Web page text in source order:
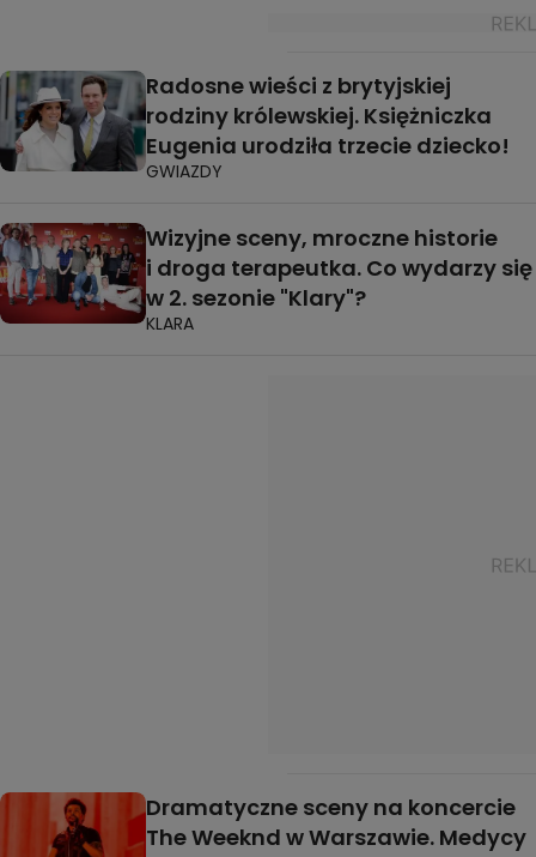
Radosne wieści z brytyjskiej
rodziny królewskiej. Księżniczka
Eugenia urodziła trzecie dziecko!
GWIAZDY
Wizyjne sceny, mroczne historie
i droga terapeutka. Co wydarzy się
w 2. sezonie "Klary"?
KLARA
Dramatyczne sceny na koncercie
The Weeknd w Warszawie. Medycy